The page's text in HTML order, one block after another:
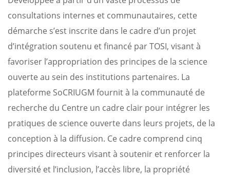
consultations internes et communautaires, cette
démarche s’est inscrite dans le cadre d’un projet
d’intégration soutenu et financé par TOSI, visant à
favoriser l’appropriation des principes de la science
ouverte au sein des institutions partenaires. La
plateforme SoCRIUGM fournit à la communauté de
recherche du Centre un cadre clair pour intégrer les
pratiques de science ouverte dans leurs projets, de la
conception à la diffusion. Ce cadre comprend cinq
principes directeurs visant à soutenir et renforcer la
diversité et l’inclusion, l’accès libre, la propriété